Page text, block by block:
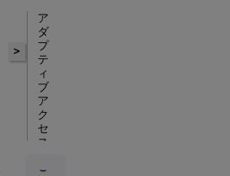
>
ア
ダ
プ
テ
ィ
ブ
ア
ク
セ
ス
無